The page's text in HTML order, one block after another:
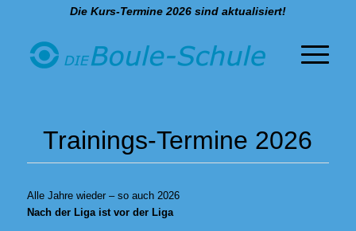
Die Kurs-Termine 2026 sind aktualisiert!
Trainings-Termine 2026
Alle Jahre wieder – so auch 2026
Nach der Liga ist vor der Liga